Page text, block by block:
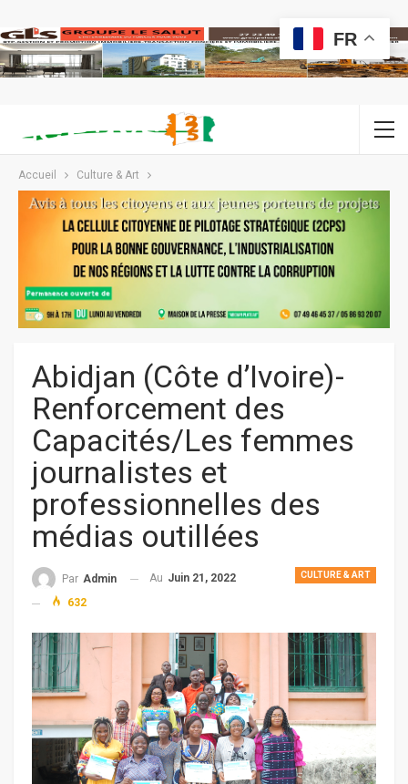
Accueil Culture & Art
Abidjan (Côte d’Ivoire)-
Renforcement des
Capacités/Les femmes
journalistes et
professionnelles des
médias outillées
CULTURE & ART
Par Admin Au Juin 21, 2022
632
FR